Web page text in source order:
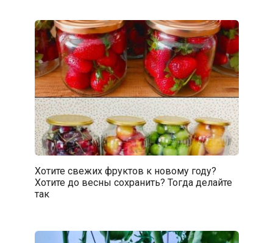
Хотите свежих фруктов к новому году?
Хотите до весны сохранить? Тогда делайте
так